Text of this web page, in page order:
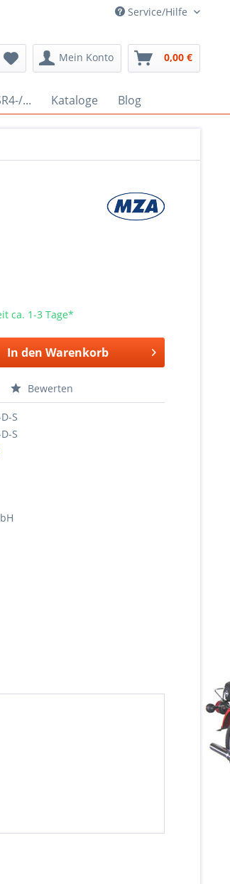
Service/Hilfe
Mein Konto 0,00 €
... Kataloge Blog
ca. 1-3 Tage*
In den Warenkorb
Bewerten
S
S